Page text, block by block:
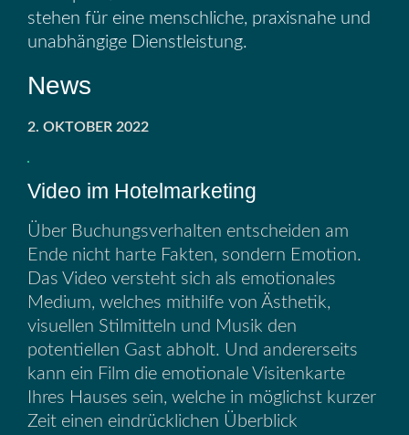
stehen für eine menschliche, praxisnahe und
unabhängige Dienstleistung.
News
Video im Hotelmarketing
2. OKTOBER 2022
Über Buchungsverhalten entscheiden am
Ende nicht harte Fakten, sondern Emotion.
Das Video versteht sich als emotionales
Medium, welches mithilfe von Ästhetik,
visuellen Stilmitteln und Musik den
potentiellen Gast abholt. Und andererseits
kann ein Film die emotionale Visitenkarte
Ihres Hauses sein, welche in möglichst kurzer
Zeit einen eindrücklichen Überblick